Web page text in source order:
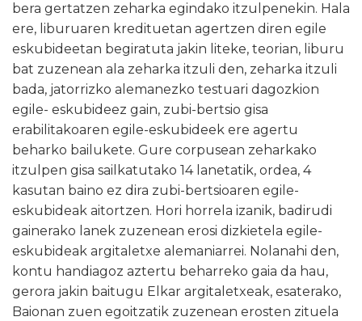
bera gertatzen zeharka egindako itzulpenekin. Hala
ere, liburuaren kredituetan agertzen diren egile
eskubideetan begiratuta jakin liteke, teorian, liburu
bat zuzenean ala zeharka itzuli den, zeharka itzuli
bada, jatorrizko alemanezko testuari dagozkion
egile- eskubideez gain, zubi-bertsio gisa
erabilitakoaren egile-eskubideek ere agertu
beharko bailukete. Gure corpusean zeharkako
itzulpen gisa sailkatutako 14 lanetatik, ordea, 4
kasutan baino ez dira zubi-bertsioaren egile-
eskubideak aitortzen. Hori horrela izanik, badirudi
gainerako lanek zuzenean erosi dizkietela egile-
eskubideak argitaletxe alemaniarrei. Nolanahi den,
kontu handiagoz aztertu beharreko gaia da hau,
gerora jakin baitugu Elkar argitaletxeak, esaterako,
Baionan zuen egoitzatik zuzenean erosten zituela